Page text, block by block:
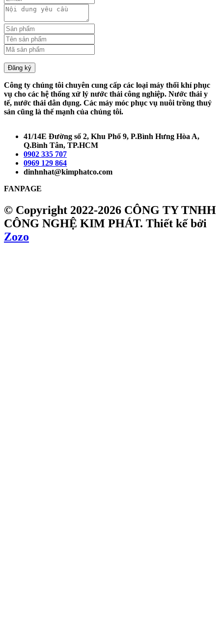
Đăng ký
Công ty chúng tôi chuyên cung cấp các loại máy thổi khí phục
vụ cho các hệ thống xử lý nước thải công nghiệp. Nước thải y
tế, nước thải dân dụng. Các máy móc phục vụ nuôi trồng thuỷ
sản cũng là thế mạnh của chúng tôi.
41/14E Đường số 2, Khu Phố 9, P.Bình Hưng Hòa A,
Q.Bình Tân, TP.HCM
0902 335 707
0969 129 864
dinhnhat@kimphatco.com
FANPAGE
© Copyright 2022-2026 CÔNG TY TNHH
CÔNG NGHỆ KIM PHÁT. Thiết kế bởi
Zozo